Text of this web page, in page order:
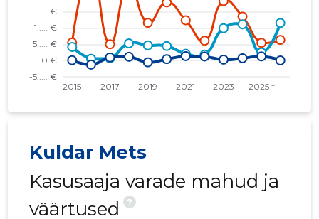
Kuldar Mets
Kasusaaja varade mahud ja
väärtused
?